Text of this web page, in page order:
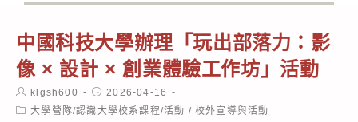
中國科技大學辦理「玩出部落力：影
像 × 設計 × 創業體驗工作坊」活動
Post
author:
klgsh600
Post
published:
2026-04-16
Post大學營隊/認識大學校系課程/活動 / 校外宣導與活動